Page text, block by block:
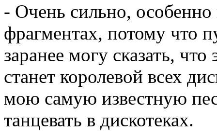
- Очень сильно,
фрагментах, потому что
заранее могу сказать, что
станет королевой всех
мою самую известную
танцевать в дискотеках.